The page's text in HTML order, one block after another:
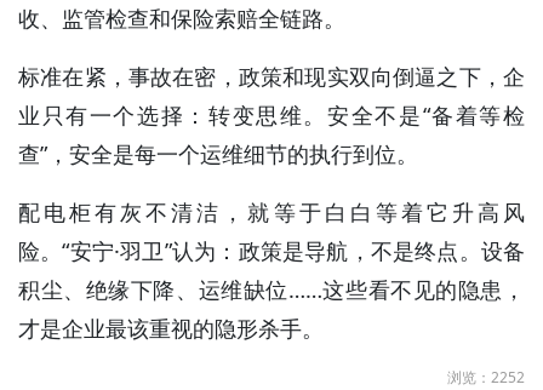
收、监管检查和保险索赔全链路。
标准在紧，事故在密，政策和现实双向倒逼之下，企
业只有一个选择：转变思维。安全不是“备着等检
查”，安全是每一个运维细节的执行到位。
配电柜有灰不清洁，就等于白白等着它升高风
险。“安宁·羽卫”认为：政策是导航，不是终点。设备
积尘、绝缘下降、运维缺位……这些看不见的隐患，
才是企业最该重视的隐形杀手。
浏览：2252